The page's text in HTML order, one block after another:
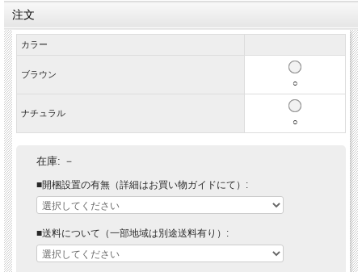
注文
カラー
ブラウン
○
ナチュラル
○
在庫: －
■開梱設置の有無（詳細はお買い物ガイドにて）:
■送料について（一部地域は別途送料有り）: